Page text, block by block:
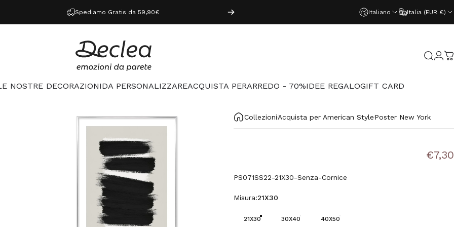
Spediamo Gratis da 59,90€ Italiano Italia (EUR €)
Declea Cerca
NOSTRE DECORAZIONIDA PERSONALIZZAREACQUISTA PERARREDO - 70%IDEE REGALOGIFT CARD
CollezioniAcquista per American StylePoster New York
€7,30
PS071SS22-21X30-Senza-Cornice
Misura
Misura:21X30
21X30 30X40 40X50